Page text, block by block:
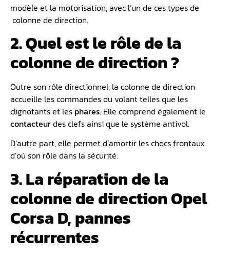
modèle et la motorisation, avec l’un de ces types de
colonne de direction.
2. Quel est le rôle de la
colonne de direction ?
Outre son rôle directionnel, la colonne de direction
accueille les commandes du volant telles que les
clignotants et les phares. Elle comprend également le
contacteurdes clefs ainsi que le système antivol.
D’autre part, elle permet d’amortir les chocs frontaux
d’où son rôle dans la sécurité.
3. La réparation de la
colonne de direction Opel
Corsa D, pannes
récurrentes